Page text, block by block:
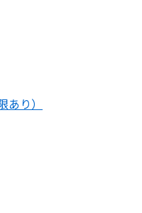
り）